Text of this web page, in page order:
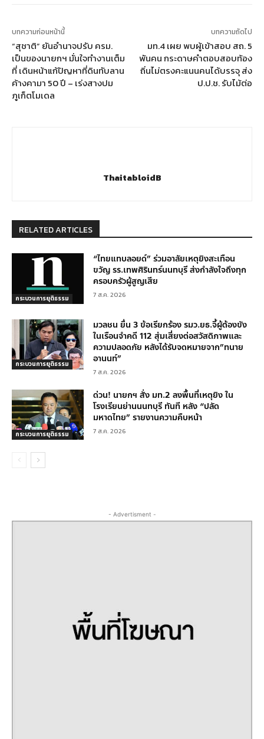
บทความก่อนหน้านี้
“สุชาติ” ยันอำนาจปรับ ครม.
เป็นของนายกฯ มั่นใจทำงานเต็ม
ที่ เดินหน้าแก้ปัญหาที่ดินทับลาน
ค้างคามา 50 ปี – เร่งสางปม
ภูเก็ตโมเดล
บทความถัดไป
มท.4 เผย พบผู้เข้าสอบ สถ. 5
พันคน กระดาษคำตอบสอบท้อง
ถิ่นไม่ตรงคะแนนคนได้บรรจุ ส่ง
ป.ป.ช. รับไม้ต่อ
ThaitabloidB
RELATED ARTICLES
กระบวนการยุติธรรม
“ไทยแทบลอยด์” ร่วมอาลัยเหตุยิงสะเทือน
ขวัญ รร.เทพศิรินทร์นนทบุรี ส่งกำลังใจถึงทุก
ครอบครัวผู้สูญเสีย
7 ส.ค. 2026
กระบวนการยุติธรรม
มวลชน ยื่น 3 ข้อเรียกร้อง รมว.ยธ.จี้ผู้ต้องขัง
ในเรือนจำคดี 112 สุ่มเสี่ยงต่อสวัสดิภาพและ
ความปลอดภัย หลังได้รับจดหมายจาก”ทนาย
อานนท์”
7 ส.ค. 2026
กระบวนการยุติธรรม
ด่วน! นายกฯ สั่ง มท.2 ลงพื้นที่เหตุยิง ใน
โรงเรียนย่านนนทบุรี ทันที หลัง “ปลัด
มหาดไทย” รายงานความคืบหน้า
7 ส.ค. 2026
- Advertisment -